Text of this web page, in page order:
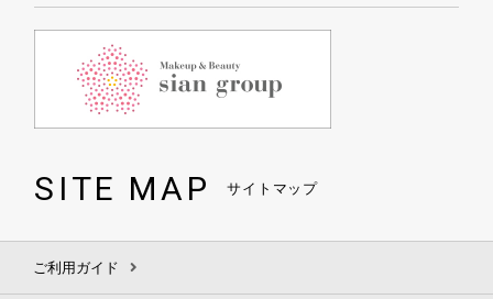
SITE MAP サイトマップ
ご利用ガイド